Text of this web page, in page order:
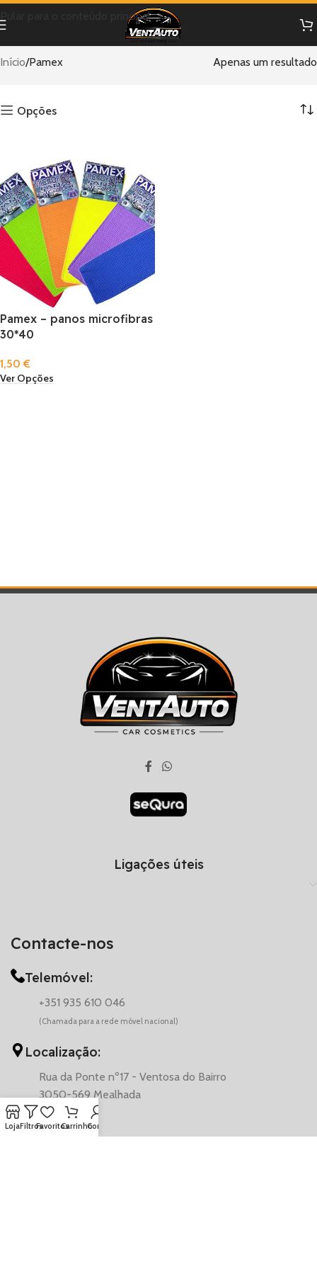
Pular para o conteúdo principal
Início Pamex Apenas um resultado
Opções
Pamex – panos microfibras
30*40
1,50€
Ver Opções
Contacte-nos
Telemóvel:
+351 935 610 046
(Chamada para a rede móvel nacional)
Localização:
Rua da Ponte nº17 - Ventosa do Bairro
3050-569 Mealhada
Ligações úteis
LojaFiltrosFavoritosCarrinhoConta